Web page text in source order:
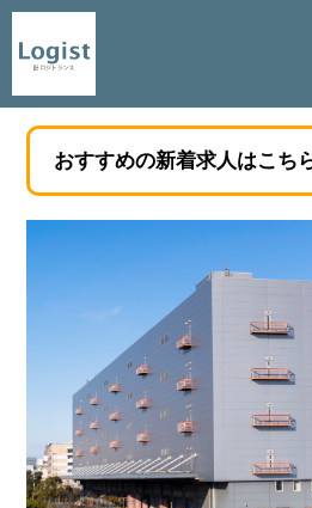
おすすめの新着求人はこち